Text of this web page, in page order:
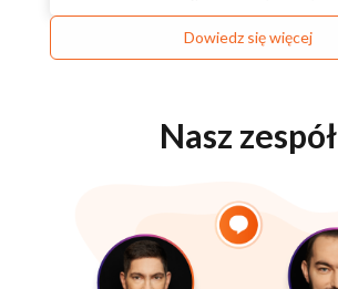
Dowiedz się więcej
Nasz zespół